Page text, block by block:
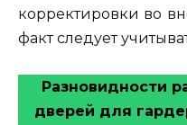
корректировки во
факт следует
Разновидности
дверей для